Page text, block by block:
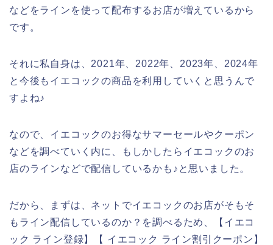
などをラインを使って配布するお店が増えているから
です。
それに私自身は、2021年、2022年、2023年、2024年
と今後もイエコックの商品を利用していくと思うんで
すよね♪
なので、イエコックのお得なサマーセールやクーポン
などを調べていく内に、もしかしたらイエコックのお
店のラインなどで配信しているかも♪と思いました。
だから、まずは、ネットでイエコックのお店がそもそ
もライン配信しているのか？を調べるため、【イエコ
ック ライン登録】【 イエコック ライン割引クーポン】